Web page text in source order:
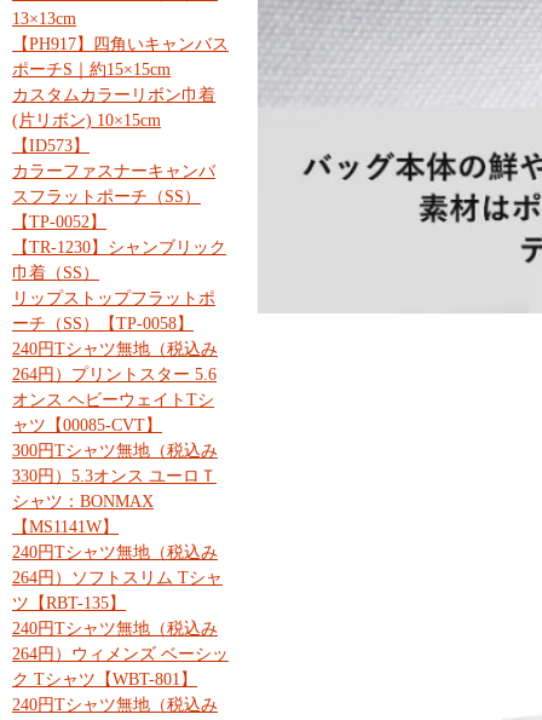
13×13cm
【PH917】四角いキャンバス
ポーチS｜約15×15cm
カスタムカラーリボン巾着
(片リボン) 10×15cm
【ID573】
カラーファスナーキャンバ
スフラットポーチ（SS）
【TP-0052】
【TR-1230】シャンブリック
巾着（SS）
リップストップフラットポ
ーチ（SS）【TP-0058】
240円Tシャツ無地（税込み
264円）プリントスター 5.6
オンス ヘビーウェイトTシ
ャツ【00085-CVT】
300円Tシャツ無地（税込み
330円）5.3オンス ユーロＴ
シャツ：BONMAX
【MS1141W】
240円Tシャツ無地（税込み
264円）ソフトスリム Tシャ
ツ【RBT-135】
240円Tシャツ無地（税込み
264円）ウィメンズ ベーシッ
ク Tシャツ【WBT-801】
240円Tシャツ無地（税込み